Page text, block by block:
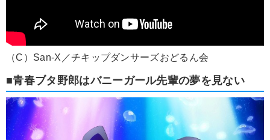
（C）San-X／チキップダンサーズおどるん会
■青春ブタ野郎はバニーガール先輩の夢を見ない